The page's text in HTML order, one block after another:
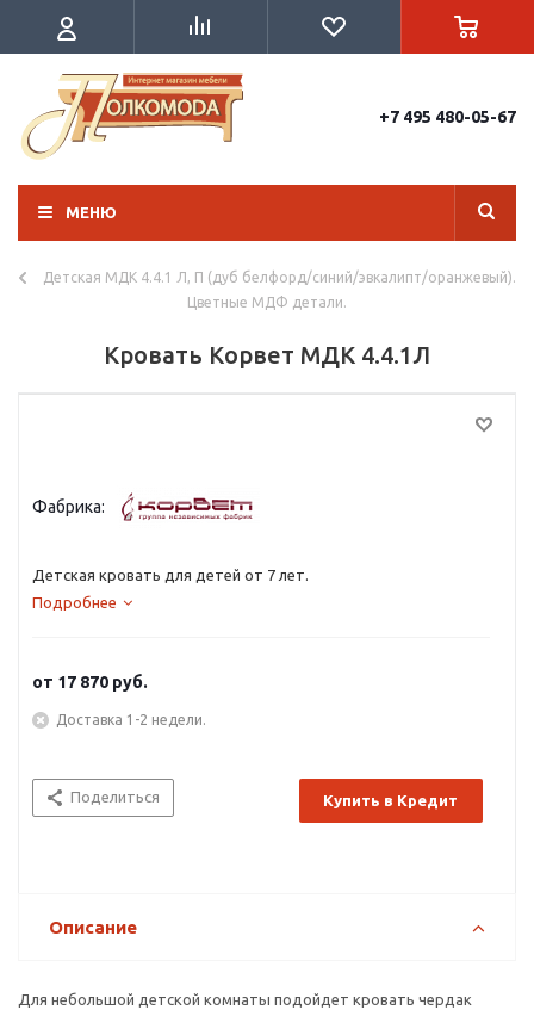
+7 495 480-05-67
МЕНЮ
Детская МДК 4.4.1 Л, П (дуб белфорд/синий/эвкалипт/оранжевый).
Цветные МДФ детали.
Кровать Корвет МДК 4.4.1Л
Фабрика:
Детская кровать для детей от 7 лет.
Подробнее
от 17 870 руб.
Доставка 1-2 недели.
Поделиться Купить в Кредит
Описание
Для небольшой детской комнаты подойдет кровать чердак